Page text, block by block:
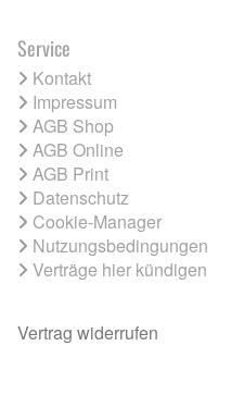
Service
Kontakt
Impressum
AGB Shop
AGB Online
AGB Print
Datenschutz
Cookie-Manager
Nutzungsbedingungen
Verträge hier kündigen
Vertrag widerrufen